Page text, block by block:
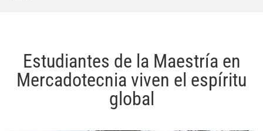
Estudiantes de la Maestría en
Mercadotecnia viven el espíritu
global